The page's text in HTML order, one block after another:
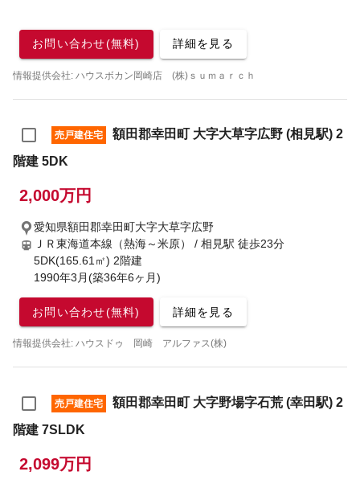
お問い合わせ(無料) 詳細を見る
情報提供会社: ハウスボカン岡崎店 (株)ｓｕｍａｒｃｈ
売戸建住宅
額田郡幸田町 大字大草字広野 (相見駅) 2
階建 5DK
2,000万円
愛知県額田郡幸田町大字大草字広野
ＪＲ東海道本線（熱海～米原） / 相見駅 徒歩23分
5DK(165.61㎡) 2階建
1990年3月(築36年6ヶ月)
お問い合わせ(無料) 詳細を見る
情報提供会社: ハウスドゥ 岡崎 アルファス(株)
売戸建住宅
額田郡幸田町 大字野場字石荒 (幸田駅) 2
階建 7SLDK
2,099万円